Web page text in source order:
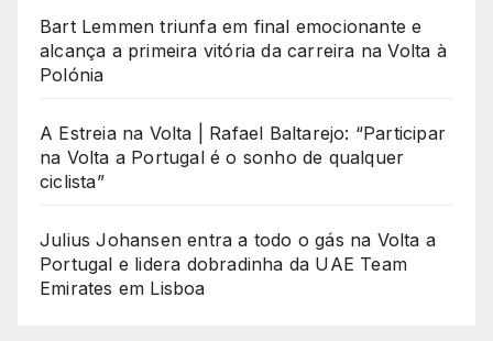
Bart Lemmen triunfa em final emocionante e
alcança a primeira vitória da carreira na Volta à
Polónia
A Estreia na Volta | Rafael Baltarejo: “Participar
na Volta a Portugal é o sonho de qualquer
ciclista”
Julius Johansen entra a todo o gás na Volta a
Portugal e lidera dobradinha da UAE Team
Emirates em Lisboa